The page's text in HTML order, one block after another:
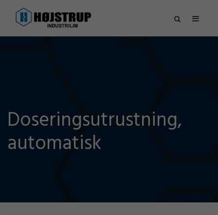
Doseringsutrustning,
automatisk